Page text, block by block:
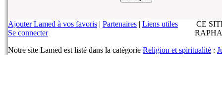
Ajouter Lamed à vos favoris | Partenaires | Liens utiles
Se connecter
CE
Notre site Lamed est listé dans la catégorie Religion et spiritualité :